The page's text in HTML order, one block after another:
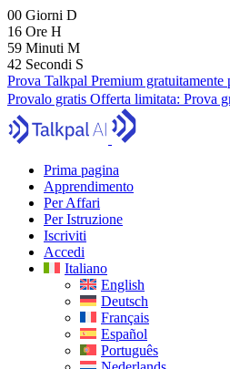
00 Giorni D
16 Ore H
59 Minuti M
41 Secondi S
Prova Talkpal Premium gratuitamente
Provalo gratis Offerta limitata: Prova
Prima pagina
Apprendimento
Per Affari
Per Istruzione
Iscriviti
Accedi
Italiano
English
Deutsch
Français
Español
Português